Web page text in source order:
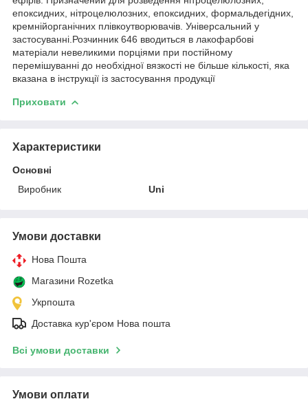
епоксидних, нітроцелюлозних, епоксидних, формальдегідних,
кремнійорганічних плівкоутворювачів. Універсальний у
застосуванні.Розчинник 646 вводиться в лакофарбові
матеріали невеликими порціями при постійному
перемішуванні до необхідної вязкості не більше кількості, яка
вказана в інструкції із застосування продукції
Приховати
Характеристики
Основні
Виробник
Uni
Умови доставки
Нова Пошта
Магазини Rozetka
Укрпошта
Доставка кур'єром Нова пошта
Всі умови доставки
Умови оплати